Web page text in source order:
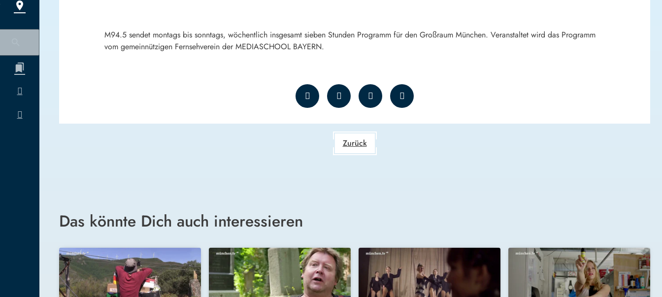
M94.5 sendet montags bis sonntags, wöchentlich insgesamt sieben Stunden Programm für den Großraum München. Veranstaltet wird das Programm
vom gemeinnützigen Fernsehverein der MEDIASCHOOL BAYERN.
Zurück
Das könnte Dich auch interessieren